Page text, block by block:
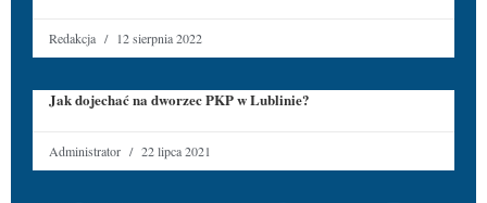
Redakcja 12 sierpnia 2022
Jak dojechać na dworzec PKP w Lublinie?
Administrator 22 lipca 2021